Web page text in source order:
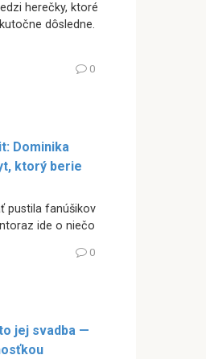
herečky, ktoré
dôsledne.
0
Dominika
ktorý berie
pustila fanúšikov
ide o niečo
0
jej svadba —